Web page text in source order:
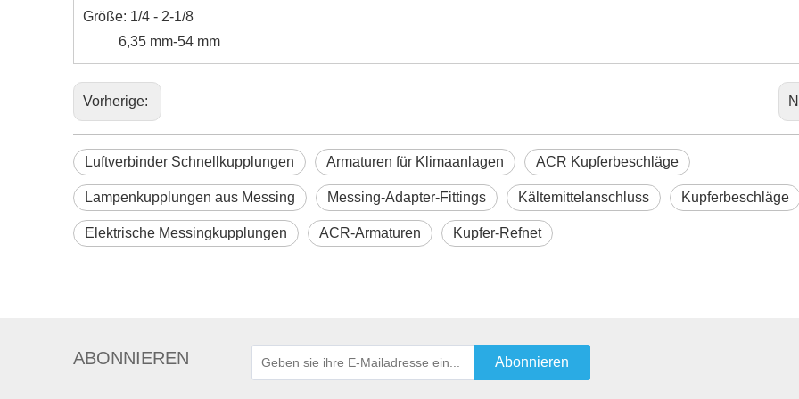
Größe: 1/4 - 2-1/8
6,35 mm-54 mm
Vorherige:
Luftverbinder Schnellkupplungen Armaturen für Klimaanlagen ACR Kupferbeschläge
Lampenkupplungen aus Messing Messing-Adapter-Fittings Kältemittelanschluss Kupferbeschläge
Elektrische Messingkupplungen ACR-Armaturen Kupfer-Refnet
ABONNIEREN Abonnieren